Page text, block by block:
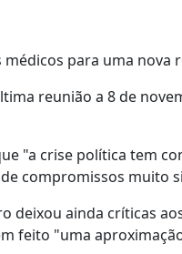
para uma
reunião a 8 de
"a crise política tem
compromissos muito
deixou ainda críticas
feito "uma